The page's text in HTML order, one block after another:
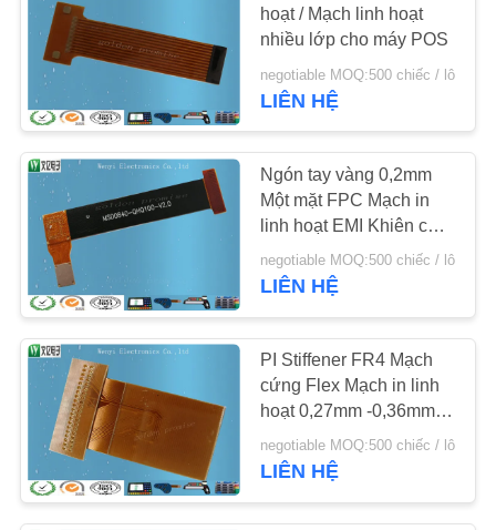
YÊU
CẦU
BÁO
GIÁ
SƠ
ĐỒ
TRANG
WEB
PRIVACY
POLICY
Mạch cảm ứng điện
dung
Mạch in linh hoạt
FPC
11
hoạt / Mạch linh hoạt
nhiều lớp cho máy POS
negotiable MOQ:500 chiếc / lô
LIÊN HỆ
Ngón tay vàng 0,2mm
Một mặt FPC Mạch in
linh hoạt EMI Khiên có
màng bọc điện từ màu
đen
negotiable MOQ:500 chiếc / lô
LIÊN HỆ
PI Stiffener FR4 Mạch
cứng Flex Mạch in linh
hoạt 0,27mm -0,36mm
Độ dày
negotiable MOQ:500 chiếc / lô
LIÊN HỆ